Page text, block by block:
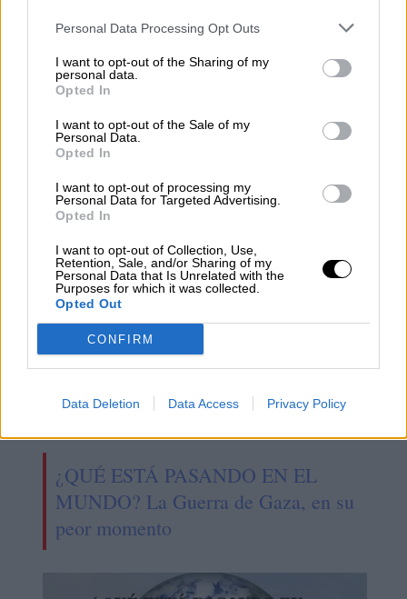
Personal Data Processing Opt Outs
I want to opt-out of the Sharing of my
personal data.
Opted In
I want to opt-out of the Sale of my
Personal Data.
Opted In
I want to opt-out of processing my
Personal Data for Targeted Advertising.
Opted In
I want to opt-out of Collection, Use,
Retention, Sale, and/or Sharing of my
Personal Data that Is Unrelated with the
Purposes for which it was collected.
Opted Out
CONFIRM
Data Deletion Data Access Privacy Policy
Congo: Entre la tragedia de la
maldición de los recursos y la
hipocresía de Occidente
¿QUÉ ESTÁ PASANDO EN EL
MUNDO? La Guerra de Gaza, en su
peor momento